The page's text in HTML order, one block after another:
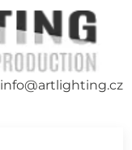
info@artlighting.cz